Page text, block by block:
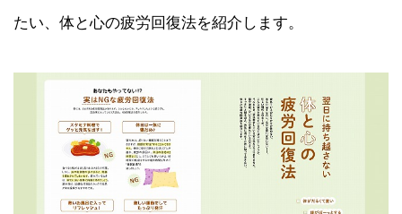
たい、体と心の疲労回復法を紹介します。